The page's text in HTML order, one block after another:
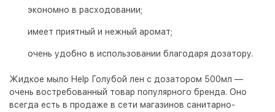
экономно в расходовании;
имеет приятный и нежный аромат;
очень удобно в использовании благодаря дозатору.
Жидкое мыло Help Голубой лен с дозатором 500мл —
очень востребованный товар популярного бренда. Оно
всегда есть в продаже в сети магазинов санитарно-